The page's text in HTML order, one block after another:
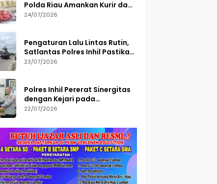
Polda Riau Amankan Kurir dan
Sita Barang Bukti Bernilai
24/07/2026
Pengaturan Lalu Lintas Rutin,
Satlantas Polres Inhil Pastikan
Arus Tetap Lancar
23/07/2026
Polres Inhil Pererat Sinergitas
dengan Kejari pada
Peringatan Hari Bakti
22/07/2026